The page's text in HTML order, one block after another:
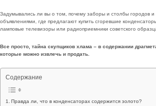
Задумывались ли вы о том, почему заборы и столбы городов и
объявлениями, где предлагают купить сгоревшие
ламповые телевизоры или радиоприемники советского
Все просто, тайна скупщиков хлама – в содержании
которые можно извлечь и продать.
Содержание
Правда ли, что в конденсаторах содержится золото?